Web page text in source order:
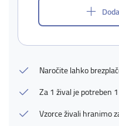
Naročite lahko
Za 1 žival je potreben
Vzorce živali hranimo